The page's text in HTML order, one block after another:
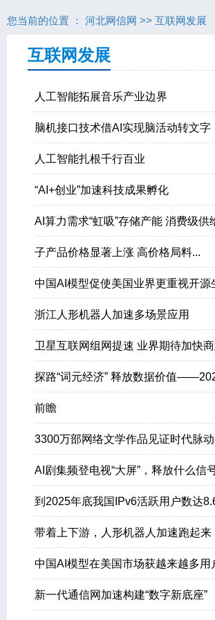
您当前的位置 ： 河北网信网 >> 互联网发展
互联网发展
人工智能拓展音乐产业边界
脑机接口技术借AI实现脑活动转文字
人工智能扎根千行百业
“AI+创业”加速科技成果孵化
AI算力需求“虹吸”存储产能 消费级供
子产品价格显著上涨 高价格局料...
中国AI模型促使美国业界更重视开源
浙江人形机器人加速多场景应用
卫星互联网组网提速 业界期待加快
探路“词元经济” 释放数据价值
前瞻
3300万部网络文学作品见证时代脉动
AI剧集频登电视“大屏”，释放什么信
到2025年底我国IPv6活跃用户数达
带着上下游，人形机器人加速跑起来
中国AI模型在美国市场获越来越多用
新一代通信网加速构建“数字新底座”